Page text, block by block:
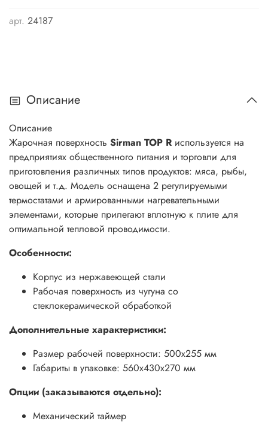
арт. 24187
Описание
Описание
Жарочная поверхность Sirman TOP R используется на
предприятиях общественного питания и торговли для
приготовления различных типов продуктов: мяса, рыбы,
овощей и т.д. Модель оснащена 2 регулируемыми
термостатами и армированными нагревательными
элементами, которые прилегают вплотную к плите для
оптимальной тепловой проводимости.
Особенности:
Корпус из нержавеющей стали
Рабочая поверхность из чугуна со
стеклокерамической обработкой
Дополнительные характеристики:
Размер рабочей поверхности: 500х255 мм
Габариты в упаковке: 560x430x270 мм
Опции (заказываются отдельно):
Механический таймер